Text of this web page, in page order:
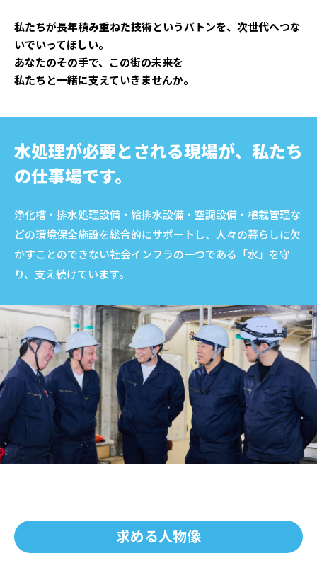
私たちが長年積み重ねた技術というバトンを、次世代へつな
いでいってほしい。
あなたのその手で、この街の未来を
私たちと一緒に支えていきませんか。
水処理が必要とされる現場が、 私たち
の仕事場です。
浄化槽・排水処理設備・給排水設備・空調設備・植栽管理な
どの環境保全施設を総合的にサポートし、人々の暮らしに欠
かすことのできない社会インフラの一つである「水」を守
り、支え続けています。
求める人物像